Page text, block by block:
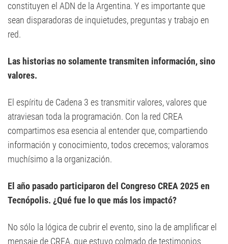
constituyen el ADN de la Argentina. Y es importante que
sean disparadoras de inquietudes, preguntas y trabajo en
red.
Las historias no solamente transmiten información, sino
valores.
El espíritu de Cadena 3 es transmitir valores, valores que
atraviesan toda la programación. Con la red CREA
compartimos esa esencia al entender que, compartiendo
información y conocimiento, todos crecemos; valoramos
muchísimo a la organización.
El año pasado participaron del Congreso CREA 2025 en
Tecnópolis. ¿Qué fue lo que más los impactó?
No sólo la lógica de cubrir el evento, sino la de amplificar el
mensaje de CREA, que estuvo colmado de testimonios